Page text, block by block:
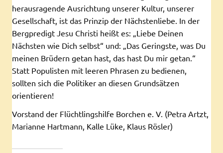
herausragende Ausrichtung unserer Kultur, unserer
Gesellschaft, ist das Prinzip der Nächstenliebe. In der
Bergpredigt Jesu Christi heißt es: „Liebe Deinen
Nächsten wie Dich selbst“ und: „Das Geringste, was Du
meinen Brüdern getan hast, das hast Du mir getan.“
Statt Populisten mit leeren Phrasen zu bedienen,
sollten sich die Politiker an diesen Grundsätzen
orientieren!
Vorstand der Flüchtlingshilfe Borchen e. V. (Petra Artzt,
Marianne Hartmann, Kalle Lüke, Klaus Rösler)